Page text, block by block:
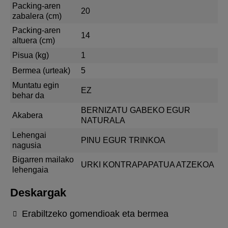
Packing-aren
zabalera (cm)
20
Packing-aren
altuera (cm)
14
Pisua (kg)
1
Bermea (urteak)
5
Muntatu egin
behar da
EZ
Akabera
BERNIZATU GABEKO EGUR
NATURALA
Lehengai
nagusia
PINU EGUR TRINKOA
Bigarren mailako
lehengaia
URKI KONTRAPAPATUA ATZEKOA
Deskargak
Erabiltzeko gomendioak eta bermea